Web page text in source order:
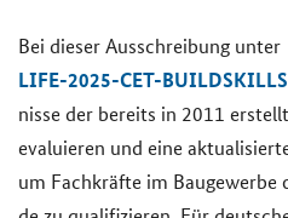
Bei die­ser Aus­schrei­bung unter
LIFE-2025-CET-BUILDSKILLS
nis­se der be­reits in 2011
eva­lu­ie­ren und eine
um Fach­kräf­te im